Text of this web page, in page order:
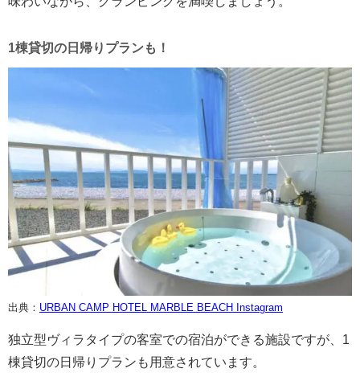
1棟貸切の日帰りプランも！
出典： URBAN CAMP HOTEL MARBLE BEACH Instagram
独立型ヴィラタイプの客室での宿泊ができる施設ですが、1
棟貸切の日帰りプランも用意されています。